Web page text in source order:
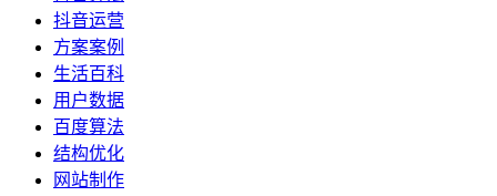
抖音运营
方案案例
生活百科
用户数据
百度算法
结构优化
网站制作